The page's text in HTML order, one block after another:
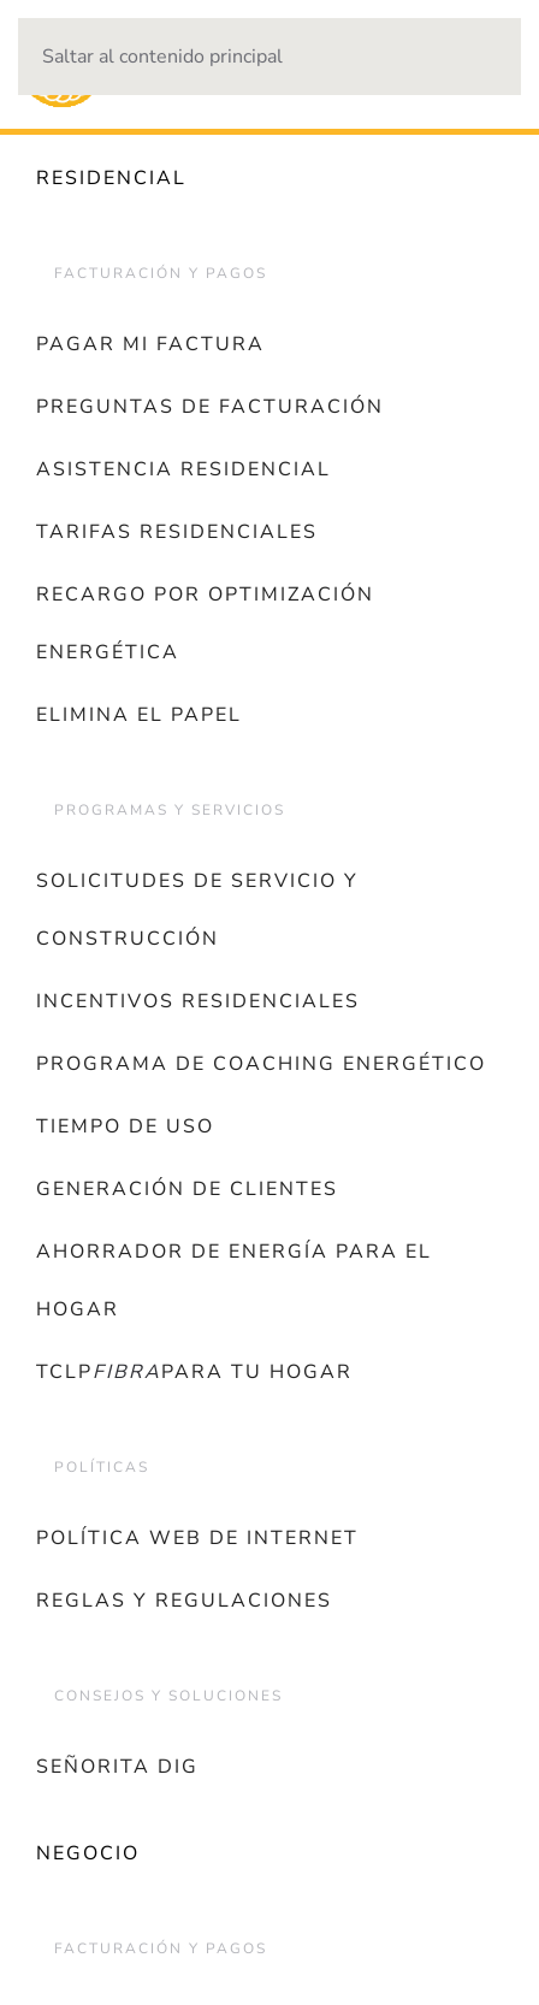
Saltar al contenido principal
RESIDENCIAL
FACTURACIÓN Y PAGOS
PAGAR MI FACTURA
PREGUNTAS DE FACTURACIÓN
ASISTENCIA RESIDENCIAL
TARIFAS RESIDENCIALES
RECARGO POR OPTIMIZACIÓN
ENERGÉTICA
ELIMINA EL PAPEL
PROGRAMAS Y SERVICIOS
SOLICITUDES DE SERVICIO Y
CONSTRUCCIÓN
INCENTIVOS RESIDENCIALES
PROGRAMA DE COACHING ENERGÉTICO
TIEMPO DE USO
GENERACIÓN DE CLIENTES
AHORRADOR DE ENERGÍA PARA EL
HOGAR
TCLPFIBRAPARA TU HOGAR
POLÍTICAS
POLÍTICA WEB DE INTERNET
REGLAS Y REGULACIONES
CONSEJOS Y SOLUCIONES
SEÑORITA DIG
NEGOCIO
FACTURACIÓN Y PAGOS